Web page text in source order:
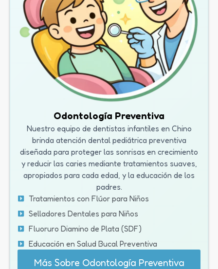
Odontología Preventiva
Nuestro equipo de dentistas infantiles en Chino
brinda atención dental pediátrica preventiva
diseñada para proteger las sonrisas en crecimiento
y reducir las caries mediante tratamientos suaves,
apropiados para cada edad, y la educación de los
padres.
Tratamientos con Flúor para Niños
Selladores Dentales para Niños
Fluoruro Diamino de Plata (SDF)
Educación en Salud Bucal Preventiva
Más Sobre Odontología Preventiva